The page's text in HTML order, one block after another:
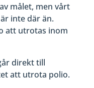
målet, men vårt
inte där än.
att utrotas inom
direkt till
att utrota polio.